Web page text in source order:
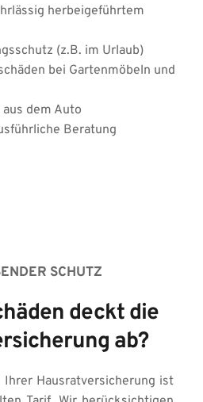
herbeigeführtem
(z.B. im Urlaub)
bei Gartenmöbeln und
dem Auto
Beratung
SCHUTZ
deckt die
ab?
Ihrer Hausratversicherung ist